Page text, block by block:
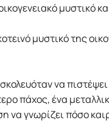
µυστικό
µυστικό της
να
πάχος, ένα
να γνωρίζει πόσο